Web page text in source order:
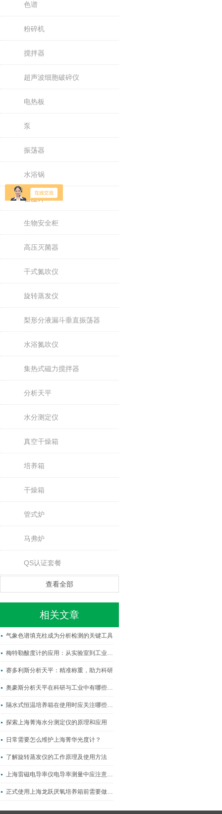
色谱
粉碎机
搅拌器
超声波细胞破碎仪
电热板
泵
振荡器
水浴锅
密度计
生物安全柜
高压灭菌器
干式氮吹仪
旋转蒸发仪
梨形分液漏斗垂直振荡器
水浴氮吹仪
集热式磁力搅拌器
分析天平
水分测定仪
真空干燥箱
培养箱
干燥箱
管式炉
马弗炉
QS认证套餐
查看全部
相关文章
气象色谱填充柱成为分析检测的关键工具
梅特勒酸度计的应用：从实验室到工业生产
赛多利斯分析天平：精准称重，助力科研
奥豪斯分析天平在科研与工业中有哪些核心优势？
隔水式恒温培养箱在使用时应关注哪些因素？
探索上海菁海水分测定仪的原理和应用
日常需要怎么维护上海菁华光度计？
了解旋转蒸发仪的工作原理及使用方法
上海雷磁电导率仪电导率测量中应注意哪些安全事项？
正式使用上海龙跃厌氧培养箱前需要做好这些方面